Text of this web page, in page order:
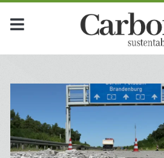
Mês:
<span>junho
2026</span>